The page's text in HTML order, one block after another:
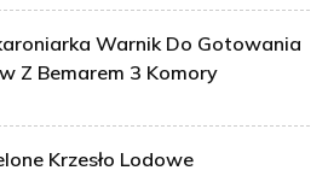
Warnik Do Gotowania
Z Bemarem 3 Komory
Krzesło Lodowe